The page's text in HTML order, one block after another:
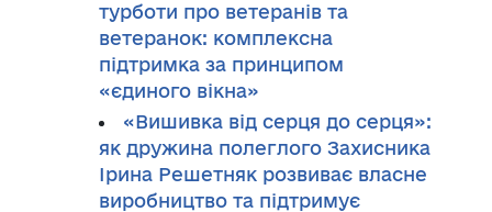
турботи про ветеранів та
ветеранок: комплексна
підтримка за принципом
«єдиного вікна»
«Вишивка від серця до серця»:
як дружина полеглого Захисника
Ірина Решетняк розвиває власне
виробництво та підтримує